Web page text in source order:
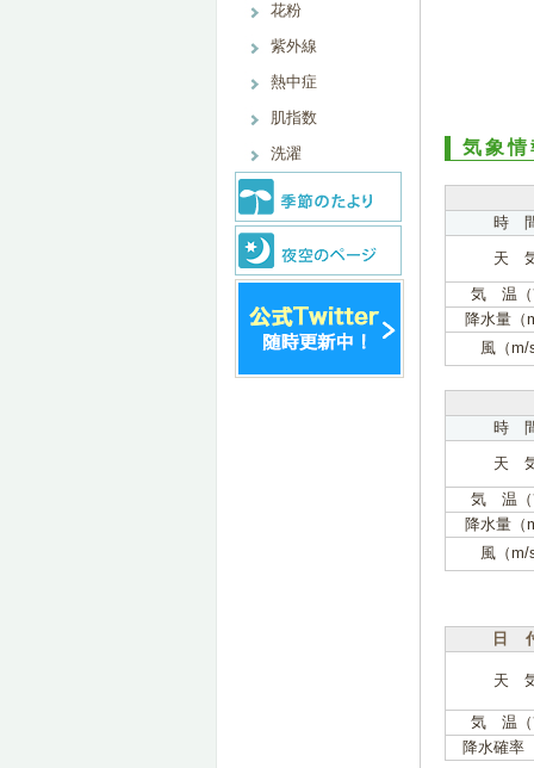
花粉
紫外線
熱中症
肌指数
洗濯
気象情
時
天
気 温
降水量（
風（m/
時
天
気 温
降水量（
風（m/
日
天
気 温
降水確率